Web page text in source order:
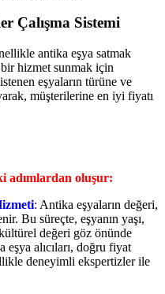
Çalışma Sistemi
antika eşya satmak
hizmet sunmak için
eşyaların türüne ve
müşterilerine en iyi fiyatı
adımlardan oluşur:
: Antika eşyaların değeri,
Bu süreçte, eşyanın yaşı,
değeri göz önünde
alıcıları, doğru fiyat
deneyimli ekspertizler ile